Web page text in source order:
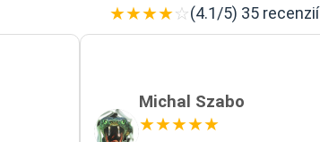
★★★★☆(4.1/5) 35 recenzií
Michal Szabo
★★★★★